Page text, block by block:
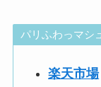
パリふわっマシ
楽天市場